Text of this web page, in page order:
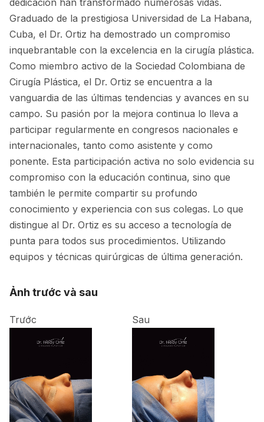
dedicación han transformado numerosas vidas.
Graduado de la prestigiosa Universidad de La Habana,
Cuba, el Dr. Ortiz ha demostrado un compromiso
inquebrantable con la excelencia en la cirugía plástica.
Como miembro activo de la Sociedad Colombiana de
Cirugía Plástica, el Dr. Ortiz se encuentra a la
vanguardia de las últimas tendencias y avances en su
campo. Su pasión por la mejora continua lo lleva a
participar regularmente en congresos nacionales e
internacionales, tanto como asistente y como
ponente. Esta participación activa no solo evidencia su
compromiso con la educación continua, sino que
también le permite compartir su profundo
conocimiento y experiencia con sus colegas. Lo que
distingue al Dr. Ortiz es su acceso a tecnología de
punta para todos sus procedimientos. Utilizando
equipos y técnicas quirúrgicas de última generación.
Ảnh trước và sau
Trước Sau